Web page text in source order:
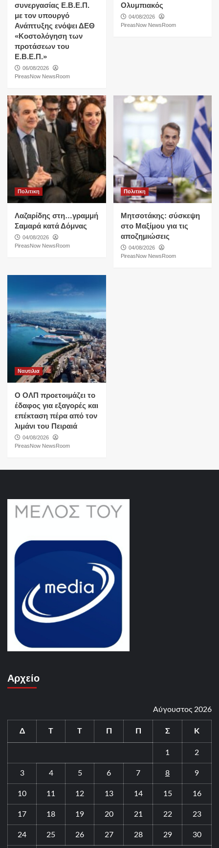
συνεργασίας Ε.Β.Ε.Π.
με τον υπουργό
Ανάπτυξης ενόψει ΔΕΘ
«Κοστολόγηση των
προτάσεων του
Ε.Β.Ε.Π.»
06/08/2026
PireasNow NewsRoom
Ολυμπιακός
04/08/2026
PireasNow NewsRoom
Πολιτικη
Λαζαρίδης στη…γραμμή
Σαμαρά κατά Δόμνας
04/08/2026
PireasNow NewsRoom
Πολιτικη
Μητσοτάκης: σύσκεψη
στο Μαξίμου για τις
αποζημιώσεις
04/08/2026
PireasNow NewsRoom
Ναυτιλια
O ΟΛΠ προετοιμάζει το
έδαφος για εξαγορές και
επέκταση πέρα από τον
λιμάνι του Πειραιά
04/08/2026
PireasNow NewsRoom
Αρχείο
Αύγουστος 2026
Δ Τ Τ Π Π Σ Κ
1 2
3 4 5 6 7 8 9
10 11 12 13 14 15 16
17 18 19 20 21 22 23
24 25 26 27 28 29 30